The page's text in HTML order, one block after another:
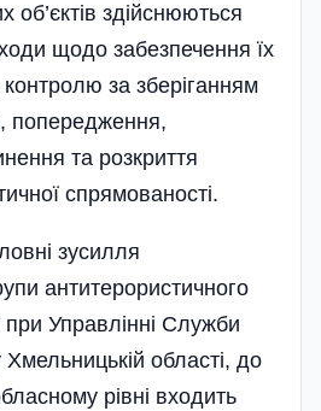
об’єктів здійснюються
щодо забезпечення їх
контролю за зберіганням
попередження,
та розкриття
спрямованості.
зусилля
антитерористичного
при Управлінні Служби
Хмельницькій області, до
рівні входить